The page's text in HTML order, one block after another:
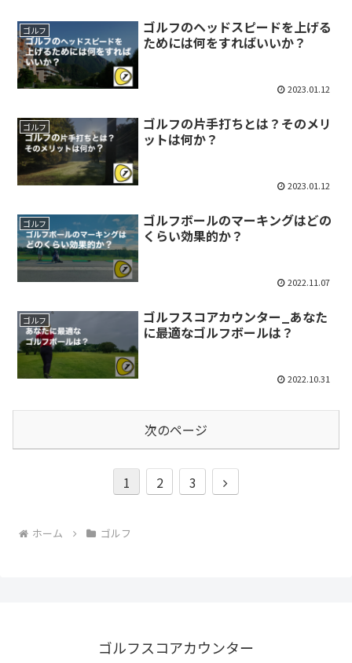
ゴルフ
ゴルフのヘッドスピードを上げる
ためには何をすればいいか？
2023.01.12
ゴルフ
ゴルフの片手打ちとは？そのメリ
ットは何か？
2023.01.12
ゴルフ
ゴルフボールのマーキングはどの
くらい効果的か？
2022.11.07
ゴルフ
ゴルフスコアカウンター_あなた
に最適なゴルフボールは？
2022.10.31
次のページ
1 2 3
次
ホーム ゴルフ
ゴルフスコアカウンター